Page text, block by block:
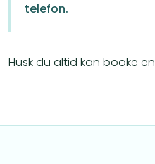
telefon.
Husk du altid kan booke en